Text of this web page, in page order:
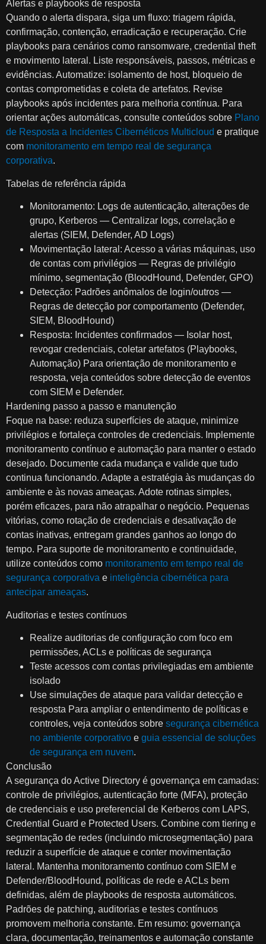
Alertas e playbooks de resposta
Quando o alerta dispara, siga um fluxo: triagem rápida,
confirmação, contenção, erradicação e recuperação. Crie
playbooks para cenários como ransomware, credential theft
e movimento lateral. Liste responsáveis, passos, métricas e
evidências. Automatize: isolamento de host, bloqueio de
contas comprometidas e coleta de artefatos. Revise
playbooks após incidentes para melhoria contínua. Para
orientar ações automáticas, consulte conteúdos sobre Plano
de Resposta a Incidentes Cibernéticos Multicloud e pratique
com monitoramento em tempo real de segurança
corporativa.
Tabelas de referência rápida
Monitoramento: Logs de autenticação, alterações de
grupo, Kerberos — Centralizar logs, correlação e
alertas (SIEM, Defender, AD Logs)
Movimentação lateral: Acesso a várias máquinas, uso
de contas com privilégios — Regras de privilégio
mínimo, segmentação (BloodHound, Defender, GPO)
Detecção: Padrões anômalos de login/outros —
Regras de detecção por comportamento (Defender,
SIEM, BloodHound)
Resposta: Incidentes confirmados — Isolar host,
revogar credenciais, coletar artefatos (Playbooks,
Automação) Para orientação de monitoramento e
resposta, veja conteúdos sobre detecção de eventos
com SIEM e Defender.
Hardening passo a passo e manutenção
Foque na base: reduza superfícies de ataque, minimize
privilégios e fortaleça controles de credenciais. Implemente
monitoramento contínuo e automação para manter o estado
desejado. Documente cada mudança e valide que tudo
continua funcionando. Adapte a estratégia às mudanças do
ambiente e às novas ameaças. Adote rotinas simples,
porém eficazes, para não atrapalhar o negócio. Pequenas
vitórias, como rotação de credenciais e desativação de
contas inativas, entregam grandes ganhos ao longo do
tempo. Para suporte de monitoramento e continuidade,
utilize conteúdos como monitoramento em tempo real de
segurança corporativa e inteligência cibernética para
antecipar ameaças.
Auditorias e testes contínuos
Realize auditorias de configuração com foco em
permissões, ACLs e políticas de segurança
Teste acessos com contas privilegiadas em ambiente
isolado
Use simulações de ataque para validar detecção e
resposta Para ampliar o entendimento de políticas e
controles, veja conteúdos sobre segurança cibernética
no ambiente corporativo e guia essencial de soluções
de segurança em nuvem.
Conclusão
A segurança do Active Directory é governança em camadas:
controle de privilégios, autenticação forte (MFA), proteção
de credenciais e uso preferencial de Kerberos com LAPS,
Credential Guard e Protected Users. Combine com tiering e
segmentação de redes (incluindo microsegmentação) para
reduzir a superfície de ataque e conter movimentação
lateral. Mantenha monitoramento contínuo com SIEM e
Defender/BloodHound, políticas de rede e ACLs bem
definidas, além de playbooks de resposta automáticos.
Padrões de patching, auditorias e testes contínuos
promovem melhoria constante. Em resumo: governança
clara, documentação, treinamentos e automação constante